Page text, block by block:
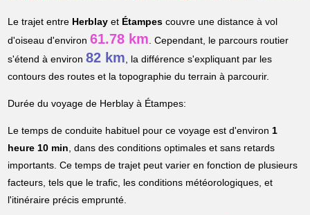
Le trajet entre Herblay et Étampes couvre une distance à vol
d'oiseau d'environ61.78 km. Cependant, le parcours routier
s'étend à environ82 km, la différence s'expliquant par les
contours des routes et la topographie du terrain à parcourir.
Durée du voyage de Herblay à Étampes:
Le temps de conduite habituel pour ce voyage est d'environ1
heure 10 min, dans des conditions optimales et sans retards
importants. Ce temps de trajet peut varier en fonction de plusieurs
facteurs, tels que le trafic, les conditions météorologiques, et
l'itinéraire précis emprunté.